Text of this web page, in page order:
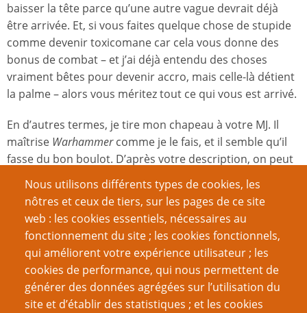
baisser la tête parce qu’une autre vague devrait déjà
être arrivée. Et, si vous faites quelque chose de stupide
comme devenir toxicomane car cela vous donne des
bonus de combat – et j’ai déjà entendu des choses
vraiment bêtes pour devenir accro, mais celle-là détient
la palme – alors vous méritez tout ce qui vous est arrivé.
En d’autres termes, je tire mon chapeau à votre MJ. Il
maîtrise Warhammercomme je le fais, et il semble qu’il
fasse du bon boulot. D’après votre description, on peut
deviner que vous êtes à la fin de la seconde aventure de
la campagne desPierres du Destin (4). Attendez d’arriver
à la dernière partie, c’est tout ce que j’ai à dire. Vous
pensez avoir souffert ? Attendez d’arriver auCœur du
Chaos. Vos personnages vont détester, mais vous vous
allez l’adorer car, soyons honnêtes, si rien de mal n’était
jamais arrivé à Gregor le Gros, il ne serait pas aussi
amusant à jouer, non ?
Nous utilisons différents types de cookies, les
nôtres et ceux de tiers, sur les pages de ce site
web : les cookies essentiels, nécessaires au
fonctionnement du site ; les cookies fonctionnels,
qui améliorent votre expérience utilisateur ; les
cookies de performance, qui nous permettent de
générer des données agrégées sur l’utilisation du
site et d’établir des statistiques ; et les cookies